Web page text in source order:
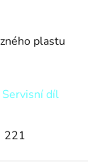
plastu
Servisní díl
221